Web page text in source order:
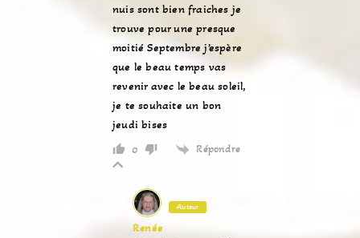
nuis sont bien fraiches je
trouve pour une presque
moitié Septembre j’espère
que le beau temps vas
revenir avec le beau soleil,
je te souhaite un bon
jeudi bises
0 Répondre
Auteur
Renée